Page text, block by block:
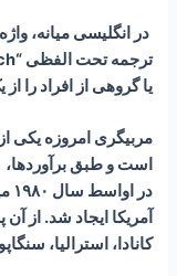
یا گروهی از افراد
مربیگری امروزه یکی
آمریکا ایجاد شد. از
کانادا، استرالیا،